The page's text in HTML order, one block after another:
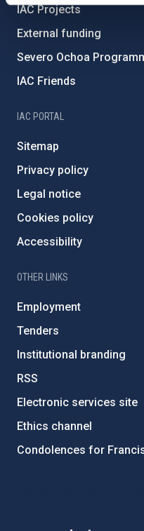
IAC Projects
External funding
Severo Ochoa
IAC Friends
IAC PORTAL
Sitemap
Privacy policy
Legal notice
Cookies policy
Accessibility
OTHER LINKS
Employment
Tenders
Institutional branding
RSS
Electronic services site
Ethics channel
Condolences for